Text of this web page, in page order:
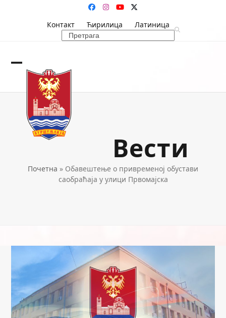
Facebook
Instagram
YouTubeTwitter
Контакт
Ћирилица
Латиница
Search
Open
mobile
menu
Close
mobile
menu
Вести
Почетна » Обавештење о привременој обустави
саобраћаја у улици Првомајска